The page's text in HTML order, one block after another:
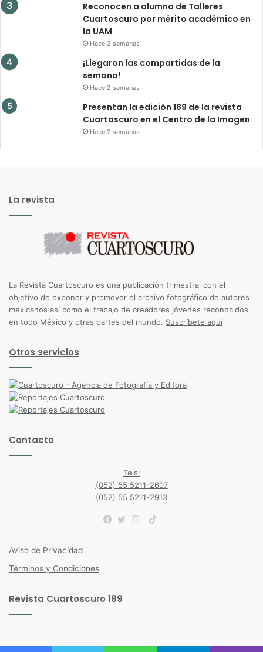
Reconocen a alumno de Talleres
Cuartoscuro por mérito académico en
la UAM
Hace 2 semanas
¡Llegaron las compartidas de la
semana!
Hace 2 semanas
Presentan la edición 189 de la revista
Cuartoscuro en el Centro de la Imagen
Hace 2 semanas
La revista
La Revista Cuartoscuro es una publicación trimestral con el
objetivo de exponer y promover el archivo fotográfico de autores
mexicanos así como el trabajo de creadores jóvenes reconocidos
en todo México y otras partes del mundo. Suscríbete aquí
Otros servicios
Contacto
Tels:
(052) 55 5211-2607
(052) 55 5211-2913
TikTok
Aviso de Privacidad
Términos y Condiciones
Revista Cuartoscuro 189